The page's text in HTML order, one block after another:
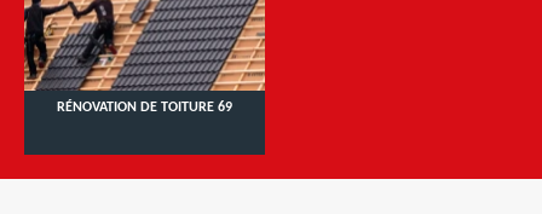
RÉNOVATION DE TOITURE 69